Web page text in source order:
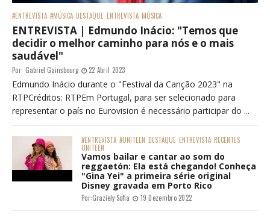
#ENTREVISTA #MÚSICA DESTAQUE ENTREVISTA MÚSICA
ENTREVISTA | Edmundo Inácio: "Temos que
decidir o melhor caminho para nós e o mais
saudável"
Por: Gabriel Gainsbourg 22 Abril 2023
Edmundo Inácio durante o "Festival da Canção 2023" na
RTPCréditos: RTPEm Portugal, para ser selecionado para
representar o país no Eurovision é necessário participar do ...
#ENTREVISTA #UNITEEN DESTAQUE ENTREVISTA RECENTES
UNITEEN
Vamos bailar e cantar ao som do
reggaetón: Ela está chegando! Conheça
"Gina Yei" a primeira série original
Disney gravada em Porto Rico
Por:Graziely Sofia 19 Dezembro 2022